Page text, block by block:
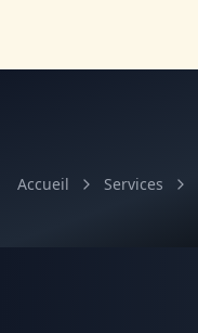
Accueil Services